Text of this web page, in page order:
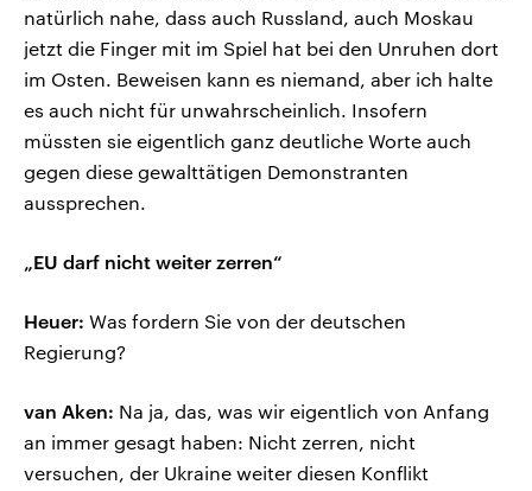
natürlich nahe, dass auch Russland, auch Moskau
jetzt die Finger mit im Spiel hat bei den Unruhen dort
im Osten. Beweisen kann es niemand, aber ich halte
es auch nicht für unwahrscheinlich. Insofern
müssten sie eigentlich ganz deutliche Worte auch
gegen diese gewalttätigen Demonstranten
aussprechen.
„EU darf nicht weiter zerren“
Heuer: Was fordern Sie von der deutschen
Regierung?
van Aken: Na ja, das, was wir eigentlich von Anfang
an immer gesagt haben: Nicht zerren, nicht
versuchen, der Ukraine weiter diesen Konflikt